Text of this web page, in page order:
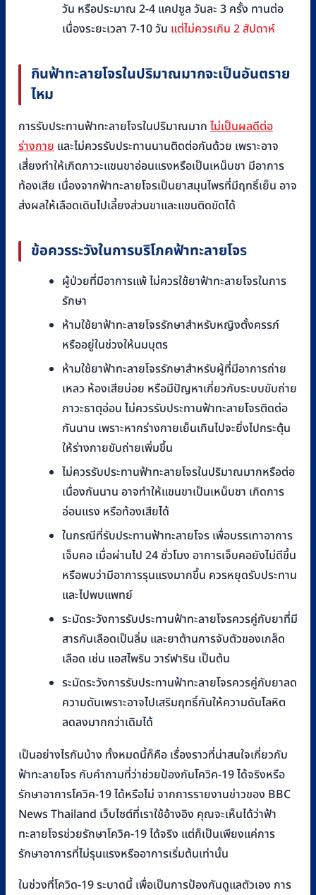
วัน หรือประมาณ 2-4 แคปซูล วันละ 3 ครั้ง ทานต่อ
เนื่องระยะเวลา 7-10 วัน แต่ไม่ควรเกิน 2 สัปดาห์
กินฟ้าทะลายโจรในปริมาณมากจะเป็นอันตราย
ไหม
การรับประทานฟ้าทะลายโจรในปริมาณมาก ไม่เป็นผลดีต่อ
ร่างกาย และไม่ควรรับประทานนานติดต่อกันด้วย เพราะอาจ
เสี่ยงทำให้เกิดภาวะแขนขาอ่อนแรงหรือเป็นเหน็บชา มีอาการ
ท้องเสีย เนื่องจากฟ้าทะลายโจรเป็นยาสมุนไพรที่มีฤทธิ์เย็น อาจ
ส่งผลให้เลือดเดินไปเลี้ยงส่วนขาและแขนติดขัดได้
ข้อควรระวังในการบริโภคฟ้าทะลายโจร
ผู้ป่วยที่มีอาการแพ้ ไม่ควรใช้ยาฟ้าทะลายโจรในการ
รักษา
ห้ามใช้ยาฟ้าทะลายโจรรักษาสำหรับหญิงตั้งครรภ์
หรืออยู่ในช่วงให้นมบุตร
ห้ามใช้ยาฟ้าทะลายโจรรักษาสำหรับผู้ที่มีอาการถ่าย
เหลว ห้องเสียบ่อย หรือมีปัญหาเกี่ยวกับระบบขับถ่าย
ภาวะธาตุอ่อน ไม่ควรรับประทานฟ้าทะลายโจรติดต่อ
กันนาน เพราะหากร่างกายเย็นเกินไปจะยิ่งไปกระตุ้น
ให้ร่างกายขับถ่ายเพิ่มขึ้น
ไม่ควรรับประทานฟ้าทะลายโจรในปริมาณมากหรือต่อ
เนื่องกันนาน อาจทำให้แขนขาเป็นเหน็บชา เกิดการ
อ่อนแรง หรือท้องเสียได้
ในกรณีที่รับประทานฟ้าทะลายโจร เพื่อบรรเทาอาการ
เจ็บคอ เมื่อผ่านไป 24 ชั่วโมง อาการเจ็บคอยังไม่ดีขึ้น
หรือพบว่ามีอาการรุนแรงมากขึ้น ควรหยุดรับประทาน
และไปพบแพทย์
ระมัดระวังการรับประทานฟ้าทะลายโจรควรคู่กับยาที่มี
สารกันเลือดเป็นลิ่ม และยาต้านการจับตัวของเกล็ด
เลือด เช่น แอสไพริน วาร์ฟาริน เป็นต้น
ระมัดระวังการรับประทานฟ้าทะลายโจรควรคู่กับยาลด
ความดันเพราะอาจไปเสริมฤทธิ์กันให้ความดันโลหิต
ลดลงมากกว่าเดิมได้
เป็นอย่างไรกันบ้าง ทั้งหมดนี้ก็คือ เรื่องราวที่น่าสนใจเกี่ยวกับ
ฟ้าทะลายโจร กับคำถามที่ว่าช่วยป้องกันโควิค-19 ได้จริงหรือ
รักษาอาการโควิค-19 ได้หรือไม่ จากการรายงานข่าวของ BBC
News Thailand เว็บไซต์ที่เราใช้อ้างอิง คุณจะเห็นได้ว่าฟ้า
ทะลายโจรช่วยรักษาโควิค-19 ได้จริง แต่ก็เป็นเพียงแค่การ
รักษาอาการที่ไม่รุนแรงหรืออาการเริ่มต้นเท่านั้น
ในช่วงที่โควิด-19 ระบาดนี้ เพื่อเป็นการป้องกันดูแลตัวเอง การ